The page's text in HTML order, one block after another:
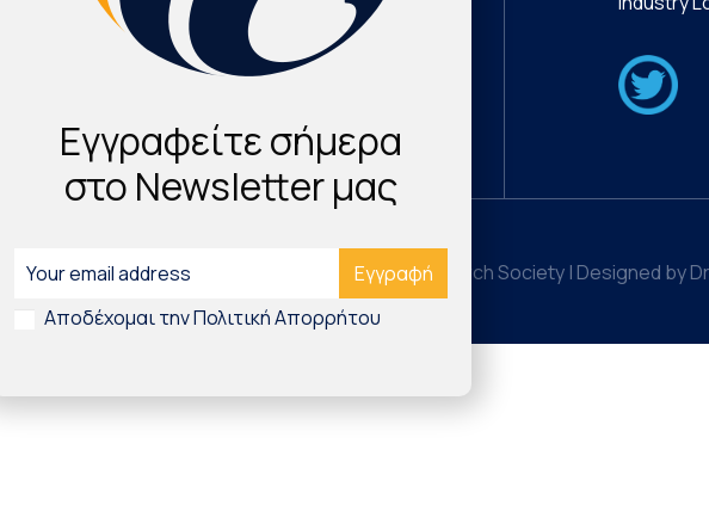
Digital Health & Innovation
©2026 Hellenic Cardiovascular Research Society | Designed by
Εγγραφείτε σήμερα
στο Newsletter μας
Αποδέχομαι την Πολιτική Απορρήτου